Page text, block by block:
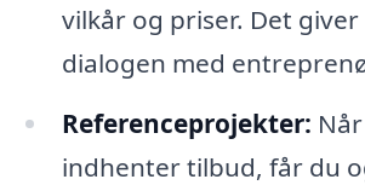
vilkår og priser. Det
dialogen med
Referenceprojekter:
indhenter tilbud, får du